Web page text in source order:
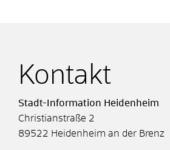
Kontakt
Stadt-Information Heidenheim
Christianstraße 2
89522 Heidenheim an der Brenz